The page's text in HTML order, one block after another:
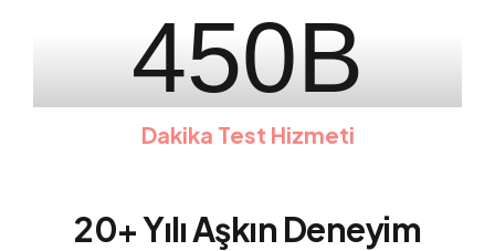
Dakika Test Hizmeti
450B
20+ Yılı Aşkın Deneyim